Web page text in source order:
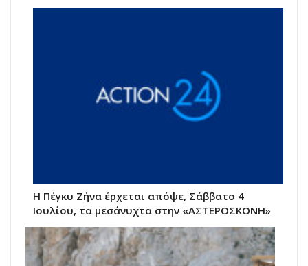
Η Πέγκυ Ζήνα έρχεται απόψε, Σάββατο 4
Ιουλίου, τα μεσάνυχτα στην «ΑΣΤΕΡΟΣΚΟΝΗ»